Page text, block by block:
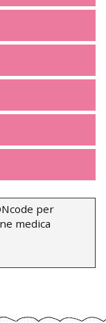
per
medica